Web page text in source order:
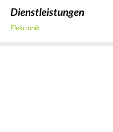
Dienstleistungen
Elektronik